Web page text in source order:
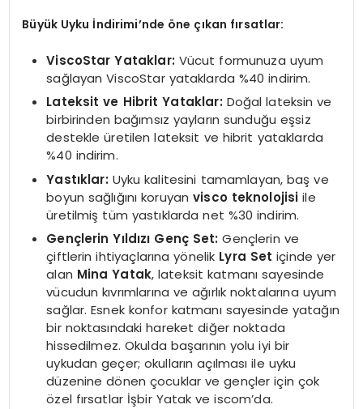
Büyük Uyku İndirimi’nde öne çıkan fırsatlar:
ViscoStar Yataklar: Vücut formunuza uyum
sağlayan ViscoStar yataklarda %40 indirim.
Lateksit ve Hibrit Yataklar: Doğal lateksin ve
birbirinden bağımsız yayların sunduğu eşsiz
destekle üretilen lateksit ve hibrit yataklarda
%40 indirim.
Yastıklar: Uyku kalitesini tamamlayan, baş ve
boyun sağlığını koruyanvisco teknolojisi ile
üretilmiş tüm yastıklarda net %30 indirim.
Gençlerin Yıldızı Genç Set:Gençlerin ve
çiftlerin ihtiyaçlarına yönelik Lyra Set içinde yer
alan Mina Yatak, lateksit katmanı sayesinde
vücudun kıvrımlarına ve ağırlık noktalarına uyum
sağlar. Esnek konfor katmanı sayesinde yatağın
bir noktasındaki hareket diğer noktada
hissedilmez. Okulda başarının yolu iyi bir
uykudan geçer; okulların açılması ile uyku
düzenine dönen çocuklar ve gençler için çok
özel fırsatlar İşbir Yatak ve iscom’da.